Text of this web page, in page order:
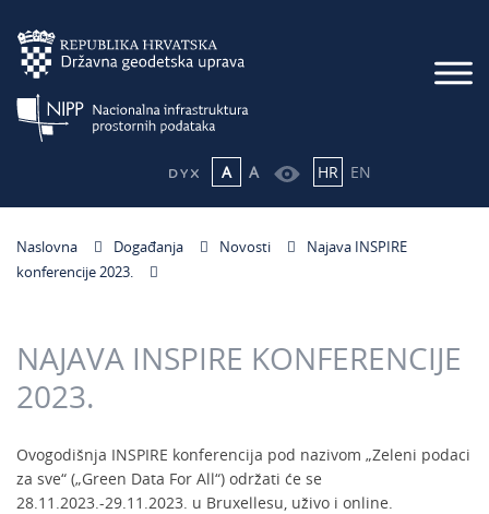
A A HR EN
Naslovna Događanja Novosti
Najava INSPIRE
konferencije 2023.
NAJAVA INSPIRE KONFERENCIJE
2023.
Ovogodišnja INSPIRE konferencija pod nazivom „Zeleni podaci
za sve“ („Green Data For All“) održati će se
28.11.2023.-29.11.2023. u Bruxellesu, uživo i online.